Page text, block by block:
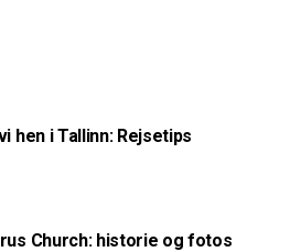
hen i Tallinn: Rejsetips
Church: historie og fotos